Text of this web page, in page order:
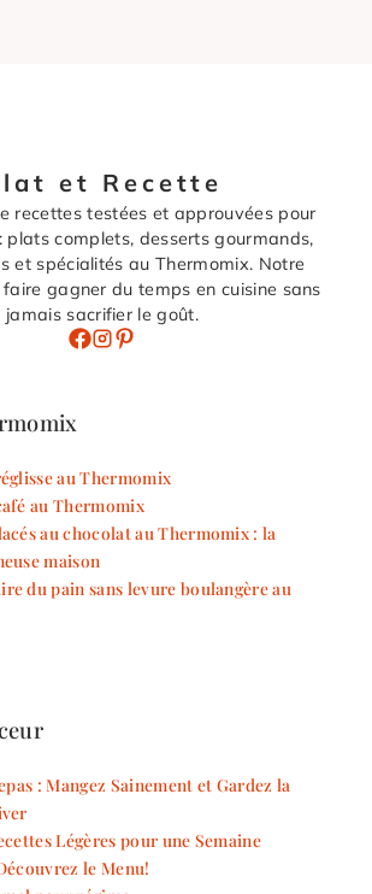
et Recette
recettes testées et approuvées pour
plats complets, desserts gourmands,
et spécialités au Thermomix. Notre
faire gagner du temps en cuisine sans
jamais sacrifier le goût.
au Thermomix
au Thermomix
au chocolat au Thermomix : la
maison
du pain sans levure boulangère au
: Mangez Sainement et Gardez la
Légères pour une Semaine
le Menu!